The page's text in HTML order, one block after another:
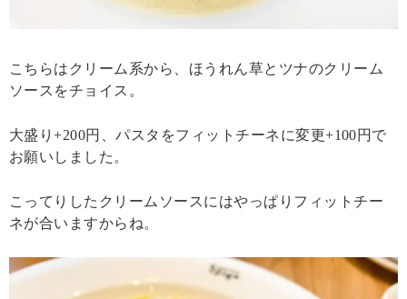
こちらはクリーム系から、ほうれん草とツナのクリーム
ソースをチョイス。
大盛り+200円、パスタをフィットチーネに変更+100円で
お願いしました。
こってりしたクリームソースにはやっぱりフィットチー
ネが合いますからね。